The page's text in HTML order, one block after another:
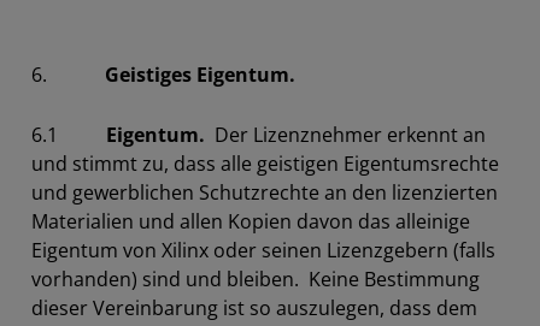
6. Geistiges Eigentum.
6.1 Eigentum. Der Lizenznehmer erkennt an
und stimmt zu, dass alle geistigen Eigentumsrechte
und gewerblichen Schutzrechte an den lizenzierten
Materialien und allen Kopien davon das alleinige
Eigentum von Xilinx oder seinen Lizenzgebern (falls
vorhanden) sind und bleiben. Keine Bestimmung
dieser Vereinbarung ist so auszulegen, dass dem